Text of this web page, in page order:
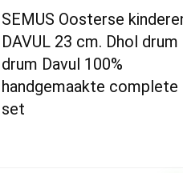
SEMUS Oosterse
DAVUL 23 cm. Dhol drum
drum Davul 100%
handgemaakte complete
set